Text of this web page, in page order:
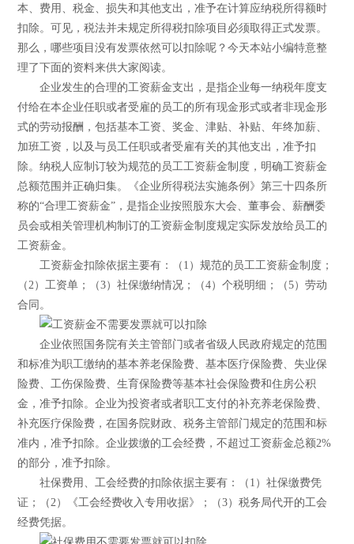
本、费用、税金、损失和其他支出，准予在计算应纳税所得额时
扣除。可见，税法并未规定所得税扣除项目必须取得正式发票。
那么，哪些项目没有发票依然可以扣除呢？今天本站小编特意整
理了下面的资料来供大家阅读。
企业发生的合理的工资薪金支出，是指企业每一纳税年度支
付给在本企业任职或者受雇的员工的所有现金形式或者非现金形
式的劳动报酬，包括基本工资、奖金、津贴、补贴、年终加薪、
加班工资，以及与员工任职或者受雇有关的其他支出，准予扣
除。纳税人应制订较为规范的员工工资薪金制度，明确工资薪金
总额范围并正确归集。《企业所得税法实施条例》第三十四条所
称的“合理工资薪金”，是指企业按照股东大会、董事会、薪酬委
员会或相关管理机构制订的工资薪金制度规定实际发放给员工的
工资薪金。
工资薪金扣除依据主要有：（1）规范的员工工资薪金制度；
（2）工资单；（3）社保缴纳情况；（4）个税明细；（5）劳动
合同。
企业依照国务院有关主管部门或者省级人民政府规定的范围
和标准为职工缴纳的基本养老保险费、基本医疗保险费、失业保
险费、工伤保险费、生育保险费等基本社会保险费和住房公积
金，准予扣除。企业为投资者或者职工支付的补充养老保险费、
补充医疗保险费，在国务院财政、税务主管部门规定的范围和标
准内，准予扣除。企业拨缴的工会经费，不超过工资薪金总额2%
的部分，准予扣除。
社保费用、工会经费的扣除依据主要有：（1）社保缴费凭
证；（2）《工会经费收入专用收据》；（3）税务局代开的工会
经费凭据。